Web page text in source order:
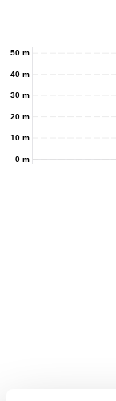
0 m
10 m
20 m
30 m
40 m
50 m